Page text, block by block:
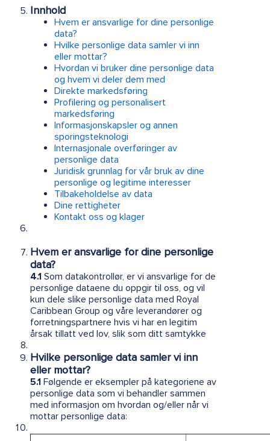
Innhold
Hvem er ansvarlige for dine personlige
data?
Hvilke personlige data samler vi inn
eller mottar?
Hvordan vi bruker dine personlige data
og hvem vi deler dem med
Direkte markedsføring
Profilering og personalisert
markedsføring
Informasjonskapsler og annen
sporingsteknologi
Internasjonale overføringer av
personlige data
Juridisk grunnlag for vår bruk av dine
personlige og legitime interesser
Tilbakeholdelse av data
Dine rettigheter
Kontakt oss og klager
Hvem er ansvarlige for dine personlige
data?
4.1 Som datakontrollør, er vi ansvarlige for de
personlige dataene du oppgir til oss, og vil
kun dele slike personlige data med Royal
Caribbean Group og våre leverandører og
forretningspartnere hvis vi har en legitim
årsak tillatt ved lov, slik som ditt samtykke
Hvilke personlige data samler vi inn
eller mottar?
5.1 Følgende er eksempler på kategoriene av
personlige data som vi behandler sammen
med informasjon om hvordan og/eller når vi
mottar personlige data: